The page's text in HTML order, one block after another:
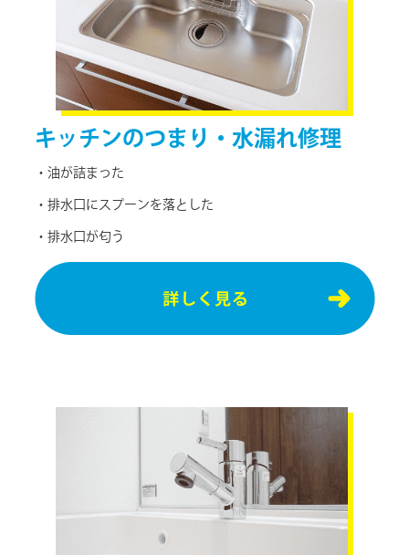
キッチンのつまり・水漏れ修理
・油が詰まった
・排⽔⼝にスプーンを落とした
・排⽔⼝が匂う